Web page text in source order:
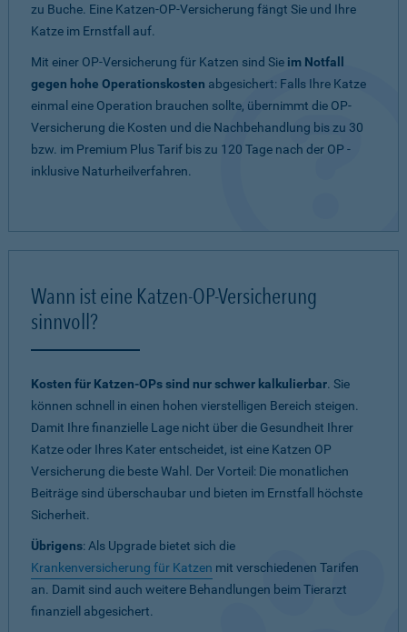
zu Buche. Eine Katzen-OP-Versicherung fängt Sie und Ihre
Katze im Ernstfall auf.
Mit einer OP-Versicherung für Katzen sind Sie im Notfall
gegen hohe Operationskosten abgesichert: Falls Ihre Katze
einmal eine Operation brauchen sollte, übernimmt die OP-
Versicherung die Kosten und die Nachbehandlung bis zu 30
bzw. im Premium Plus Tarif bis zu 120 Tage nach der OP -
inklusive Naturheilverfahren.
Wann ist eine Katzen-OP-Versicherung
sinnvoll?
Kosten für Katzen-OPs sind nur schwer kalkulierbar. Sie
können schnell in einen hohen vierstelligen Bereich steigen.
Damit Ihre finanzielle Lage nicht über die Gesundheit Ihrer
Katze oder Ihres Kater entscheidet, ist eine Katzen OP
Versicherung die beste Wahl. Der Vorteil: Die monatlichen
Beiträge sind überschaubar und bieten im Ernstfall höchste
Sicherheit.
Übrigens: Als Upgrade bietet sich die
Krankenversicherung für Katzen mit verschiedenen Tarifen
an. Damit sind auch weitere Behandlungen beim Tierarzt
finanziell abgesichert.